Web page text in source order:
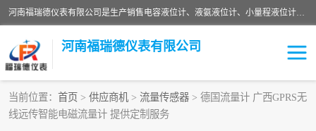
河南福瑞德仪表有限公司是生产销售电容液位计、液氨液位计、小量程液位计定制、智能锅炉水位计、液氮液位计等；并在产品开发、研制的过程中，吸取国内外仪器仪表的技术精华，建立了一支高、精、尖的科研开发队伍，使产品性能不断升级。
河南福瑞德仪表有限公司
当前位置： 首页 > 供应商机 > 流量传感器 > 德国流量计 广西GPRS无
线远传智能电磁流量计 提供定制服务
液位计